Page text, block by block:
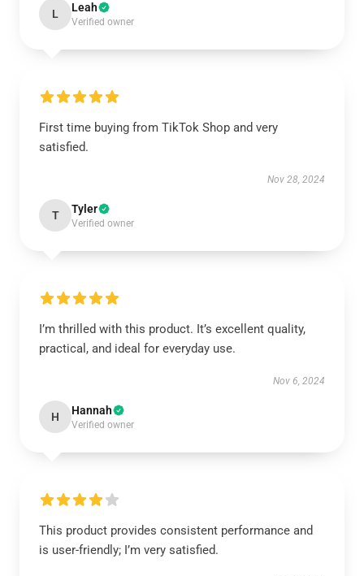
L Leah
Verified owner
First time buying from TikTok Shop and very
satisfied.
Nov 28, 2024
T Tyler
Verified owner
I’m thrilled with this product. It’s excellent quality,
practical, and ideal for everyday use.
Nov 6, 2024
H Hannah
Verified owner
This product provides consistent performance and
is user-friendly; I’m very satisfied.